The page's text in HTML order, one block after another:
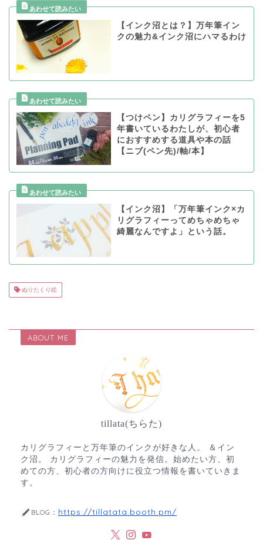
【インク沼とは？】万年筆イン
クの魅力&インク沼にハマるわけ
【つけペン】カリグラフィーを5
年書いているわたしが、初心者
におすすめする道具や本の話
【ニブ(ペン先)/軸/本】
【インク沼】「万年筆インク×カ
リグラフィーってめちゃめちゃ
綺麗なんですよ」という話。
ぬりたくり絵
ABOUT ME
tillata(ちらた)
カリグラフィーと万年筆のインクが好きな人。 ＆イン
ク沼。 カリグラフィーの魅力を発信。始めたい方、初
めての方、初心者の方向けに役立つ情報を書いていきま
す。
BLOG： https://tillatata.booth.pm/